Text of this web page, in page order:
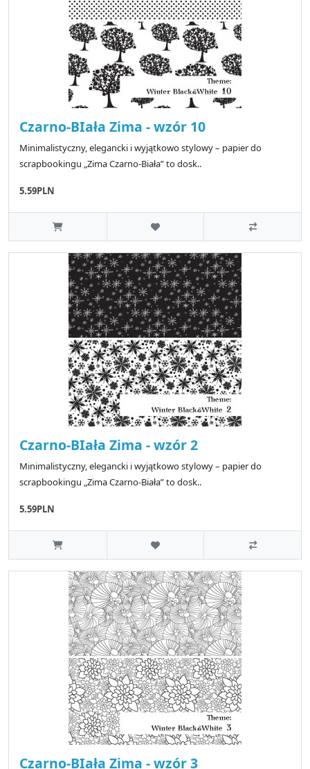
Czarno-BIała Zima - wzór 10
Minimalistyczny, elegancki i wyjątkowo stylowy – papier do
scrapbookingu „Zima Czarno-Biała” to dosk..
5.59PLN
Czarno-BIała Zima - wzór 2
Minimalistyczny, elegancki i wyjątkowo stylowy – papier do
scrapbookingu „Zima Czarno-Biała” to dosk..
5.59PLN
Czarno-BIała Zima - wzór 3